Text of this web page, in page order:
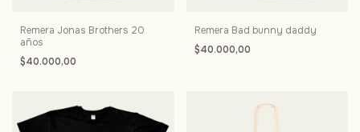
Remera Jonas Brothers 20
años
$40.000,00
Remera Bad bunny daddy
$40.000,00